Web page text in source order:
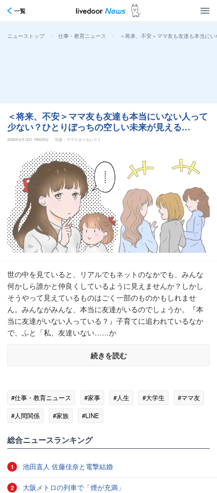
一覧
ニューストップ > 仕事・教育ニュース > ＜将来、不安＞ママ友も友達も本当に
＜将来、不安＞ママ友も友達も本当にいない人って
少ない？ひとりぼっちの空しい未来が見える…
2026年6月12日 10時25分 写真：ママスタ☆セレクト
世の中を見ていると、リアルでもネットのなかでも、みんな
何かしら誰かと仲良くしているように見えませんか？しかし
そうやって見えているものはごく一部のものかもしれませ
ん。みんながみんな、本当に友達がいるのでしょうか。『本
当に友達がいない人っている？』子育てに追われているなか
で、ふと「私、友達いない……か
続きを読む
#仕事・教育ニュース #家事 #人生 #大学生
#ママ友
#人間関係
#家族 #LINE
総合ニュースランキング
1 池田直人 佐藤佳奈と電撃結婚
2 大阪メトロの列車で「煙が充満」